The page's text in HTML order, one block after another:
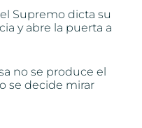
Supremo dicta su
y abre la puerta a
no se produce el
se decide mirar